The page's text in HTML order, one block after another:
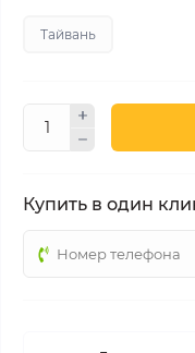
Тайвань
Купить в один